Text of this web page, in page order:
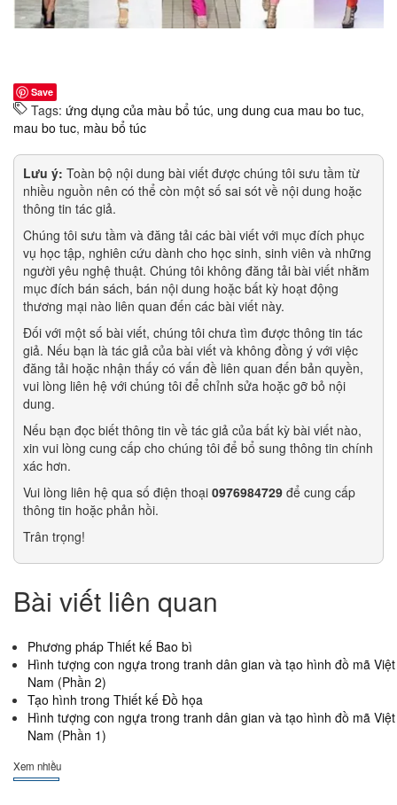
Save
Tags: ứng dụng của màu bổ túc, ung dung cua mau bo tuc,
mau bo tuc, màu bổ túc
Lưu ý: Toàn bộ nội dung bài viết được chúng tôi sưu tầm từ
nhiều nguồn nên có thể còn một số sai sót về nội dung hoặc
thông tin tác giả.
Chúng tôi sưu tầm và đăng tải các bài viết với mục đích phục
vụ học tập, nghiên cứu dành cho học sinh, sinh viên và những
người yêu nghệ thuật. Chúng tôi không đăng tải bài viết nhằm
mục đích bán sách, bán nội dung hoặc bất kỳ hoạt động
thương mại nào liên quan đến các bài viết này.
Đối với một số bài viết, chúng tôi chưa tìm được thông tin tác
giả. Nếu bạn là tác giả của bài viết và không đồng ý với việc
đăng tải hoặc nhận thấy có vấn đề liên quan đến bản quyền,
vui lòng liên hệ với chúng tôi để chỉnh sửa hoặc gỡ bỏ nội
dung.
Nếu bạn đọc biết thông tin về tác giả của bất kỳ bài viết nào,
xin vui lòng cung cấp cho chúng tôi để bổ sung thông tin chính
xác hơn.
Vui lòng liên hệ qua số điện thoại 0976984729 để cung cấp
thông tin hoặc phản hồi.
Trân trọng!
Bài viết liên quan
Phương pháp Thiết kế Bao bì
Hình tượng con ngựa trong tranh dân gian và tạo hình đồ mã Việt
Nam (Phần 2)
Tạo hình trong Thiết kế Đồ họa
Hình tượng con ngựa trong tranh dân gian và tạo hình đồ mã Việt
Nam (Phần 1)
Xem nhiều